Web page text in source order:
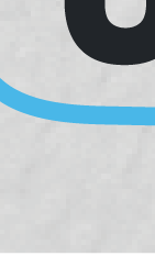
40х40мм
200 руб